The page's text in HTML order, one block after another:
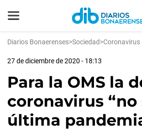
Diarios Bonaerenses>Sociedad>Coronavirus
27 de diciembre de 2020 - 18:13
Para la OMS la
coronavirus “no
última